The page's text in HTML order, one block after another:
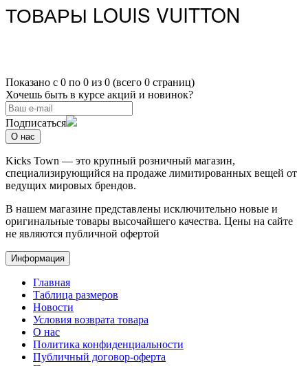
ТОВАРЫ LOUIS VUITTON
Показано с 0 по 0 из 0 (всего 0 страниц)
Хочешь быть в курсе акций и новинок?
Подписаться
О нас
Kicks Town — это крупный розничный магазин,
специализирующийся на продаже лимитированных вещей от
ведущих мировых брендов.
В нашем магазине представлены исключительно новые и
оригинальные товары высочайшего качества. Цены на сайте
не являются публичной офертой
Информация
Главная
Таблица размеров
Новости
Условия возврата товара
О нас
Политика конфиденциальности
Публичный договор-оферта